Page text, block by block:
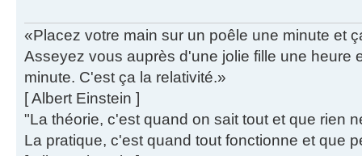
«Placez votre main sur un poêle une minute et
Asseyez vous auprès d'une jolie fille une heure
minute. C'est ça la relativité.»
[ Albert Einstein ]
"La théorie, c'est quand on sait tout et que rien
La pratique, c'est quand tout fonctionne et que